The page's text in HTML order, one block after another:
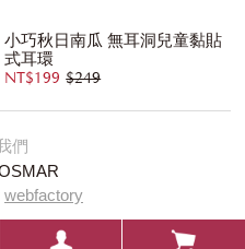
小巧秋日南瓜 無耳洞兒童黏貼
式耳環
NT$199 $249
們
webfactory